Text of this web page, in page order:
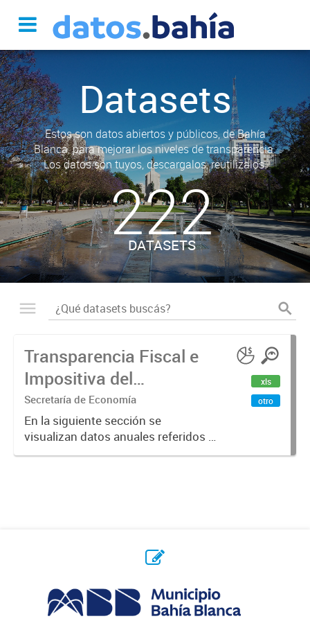
Datasets
Estos son datos abiertos y públicos, de Bahía
Blanca, para mejorar los niveles de transparencia.
Los datos son tuyos, descargalos, reutilizalos.
222
DATASETS
Transparencia Fiscal e
Impositiva del
Municipio. Año 2023
Secretaría de Economía
En la siguiente sección se
visualizan datos anuales referidos a
la transparencia fiscal e impositiva
xls
otro